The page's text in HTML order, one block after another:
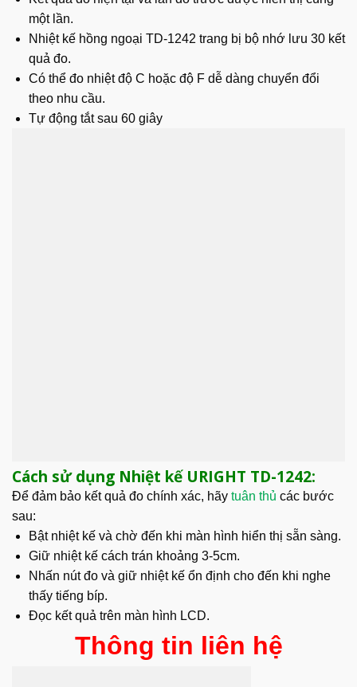
một lần.
Nhiệt kế hồng ngoại TD-1242 trang bị bộ nhớ lưu 30 kết
quả đo.
Có thể đo nhiệt độ C hoặc độ F dễ dàng chuyển đổi
theo nhu cầu.
Tự động tắt sau 60 giây
Cách sử dụng Nhiệt kế URIGHT TD-1242:
Để đảm bảo kết quả đo chính xác, hãy tuân thủ các bước
sau:
Bật nhiệt kế và chờ đến khi màn hình hiển thị sẵn sàng.
Giữ nhiệt kế cách trán khoảng 3-5cm.
Nhấn nút đo và giữ nhiệt kế ổn định cho đến khi nghe
thấy tiếng bíp.
Đọc kết quả trên màn hình LCD.
Thông tin liên hệ